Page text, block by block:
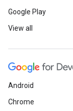
Google Play
View all
Android
Chrome